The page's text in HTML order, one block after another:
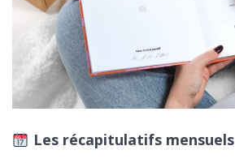
Les récapitulatifs mensuels